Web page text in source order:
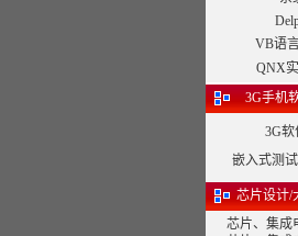
VB语
QNX
3G手机
3G软
嵌入式测
芯片设计/
芯片、集成